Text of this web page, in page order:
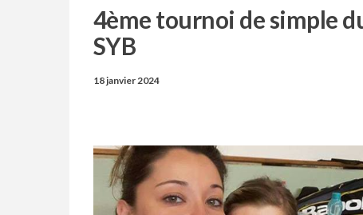
4ème tournoi de simple
SYB
18 janvier 2024